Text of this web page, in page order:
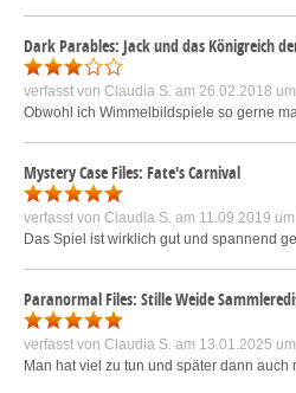
Dark Parables: Jack und das Königreich
verfasst von Claudia S. am 26.02.2018
Obwohl ich Wimmelbildspiele so gerne
Mystery Case Files: Fate's Carnival
verfasst von Claudia S. am 11.09.2019
Das Spiel ist wirklich gut und spannend
Paranormal Files: Stille Weide
verfasst von Claudia S. am 13.01.2025
Man hat viel zu tun und später dann